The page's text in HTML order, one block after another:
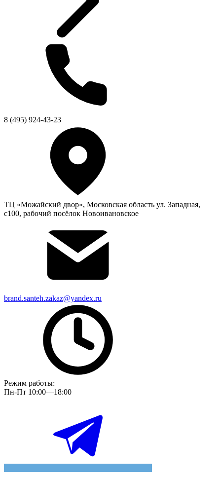
8 (495) 924-43-23
ТЦ «Можайский двор», Московская область ул. Западная,
с100, рабочий посёлок Новоивановское
brand.santeh.zakaz@yandex.ru
Режим работы:
Пн-Пт 10:00—18:00